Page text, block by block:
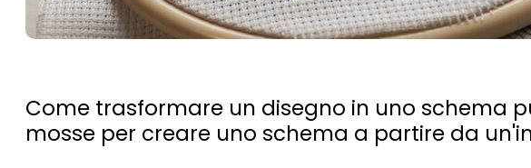
Come trasformare un disegno in uno schema
mosse per creare uno schema a partire da